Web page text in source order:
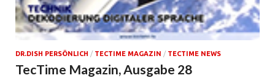
DR.DISH PERSÖNLICH / TECTIME MAGAZIN / TECTIME NEWS
TecTime Magazin, Ausgabe 28